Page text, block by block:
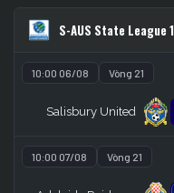
S-AUS State League 1
10:00 06/08 Vòng 21
Salisbury United
10:00 07/08 Vòng 21